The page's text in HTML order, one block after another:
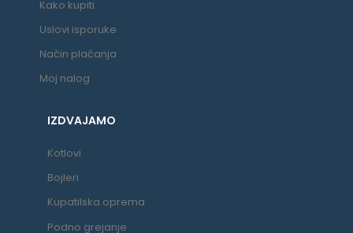
Kako kupiti
Uslovi isporuke
Način plaćanja
Moj nalog
IZDVAJAMO
Kotlovi
Bojleri
Kupatilska oprema
Podno grejanje